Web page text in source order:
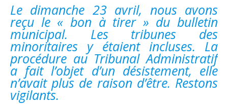
Le dimanche 23 avril, nous avons
reçu le « bon à tirer » du bulletin
municipal. Les tribunes des
minoritaires y étaient incluses. La
procédure au Tribunal Administratif
a fait l’objet d’un désistement, elle
n’avait plus de raison d’être. Restons
vigilants.